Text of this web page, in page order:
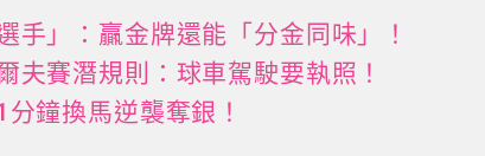
手」：贏金牌還能「分金同味」！
夫賽潛規則：球車駕駛要執照！
分鐘換馬逆襲奪銀！